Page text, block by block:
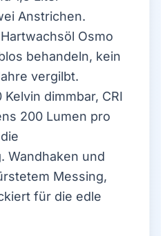
Anstrichen.
Osmo
behandeln, kein
vergilbt.
dimmbar, CRI
200 Lumen pro
Wandhaken und
Messing,
für die edle